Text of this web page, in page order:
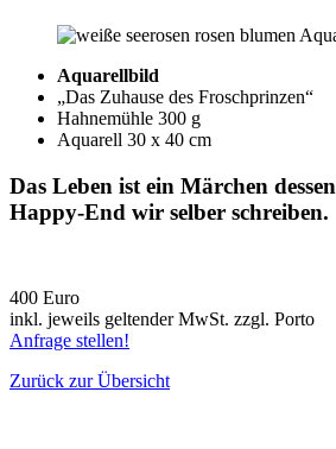
Aquarellbild
„Das Zuhause des Froschprinzen“
Hahnemühle 300 g
Aquarell 30 x 40 cm
Das Leben ist ein Märchen dessen
Happy-End wir selber schreiben.
400 Euro
inkl. jeweils geltender MwSt. zzgl. Porto
Anfrage stellen!
Zurück zur Übersicht